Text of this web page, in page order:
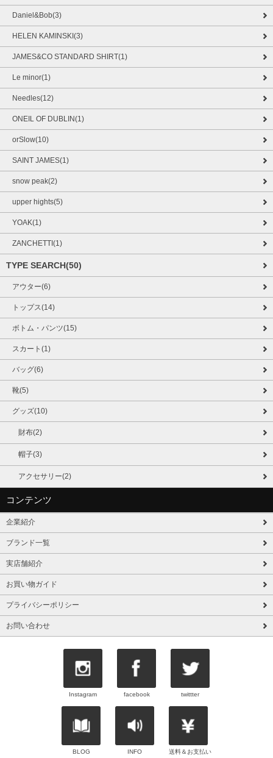
Daniel&Bob(3)
HELEN KAMINSKI(3)
JAMES&CO STANDARD SHIRT(1)
Le minor(1)
Needles(12)
ONEIL OF DUBLIN(1)
orSlow(10)
SAINT JAMES(1)
snow peak(2)
upper hights(5)
YOAK(1)
ZANCHETTI(1)
TYPE SEARCH(50)
アウター(6)
トップス(14)
ボトム・パンツ(15)
スカート(1)
バッグ(6)
靴(5)
グッズ(10)
財布(2)
帽子(3)
アクセサリー(2)
コンテンツ
企業紹介
ブランド一覧
実店舗紹介
お買い物ガイド
プライバシーポリシー
お問い合わせ
Instagram facebook twittter
BLOG INFO 送料＆お支払い